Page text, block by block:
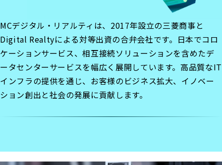
お知らせ
会社・採用情報
MCデジタル・リアルティは、2017年設立の三菱商事と
Digital Realtyによる対等出資の合弁会社です。日本でコロ
ケーションサービス、相互接続ソリューションを含めたデ
ータセンターサービスを幅広く展開しています。高品質なIT
インフラの提供を通じ、お客様のビジネス拡大、イノベー
ション創出と社会の発展に貢献します。